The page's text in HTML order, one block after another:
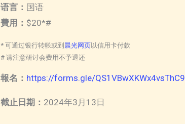
语言： 国语
費用： $20*#
* 可通过银行转帐或到 晨光网页以信用卡付款
# 请注意研讨会费用不予退还
報名： https://forms.gle/QS1VBwXKWx4vsThC9
截止日期： 2024年3月13日